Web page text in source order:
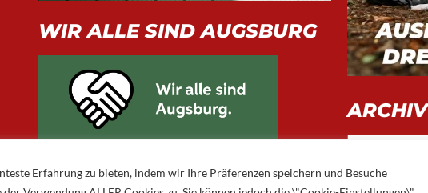
Erfahrung zu bieten, indem wir Ihre Präferenzen speichern und Besuche
WIR ALLE SIND AUGSBURG
ARCHIV
Archiv